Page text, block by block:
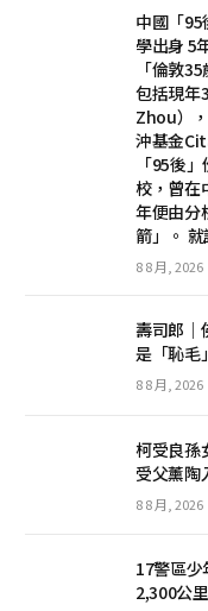
中國「
學出身 5
「倫敦
包括現年
Zhou）
沖基金
「95後
校，曾在
年便由分
箭」。
8 8 月, 2026
壽司郎｜
是「恥毛
8 8 月, 2026
柯受良孫
受父薰陶
8 8 月, 2026
17警區少
2,300公